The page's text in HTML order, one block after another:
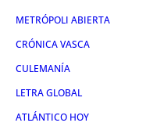
METRÓPOLI ABIERTA
CRÓNICA VASCA
CULEMANÍA
LETRA GLOBAL
ATLÁNTICO HOY